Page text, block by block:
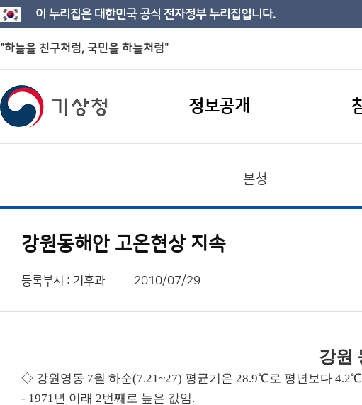
이 누리집은 대한민국 공식 전자정부 누리집입니다.
"하늘을 친구처럼, 국민을 하늘처럼"
정보공개
본청
강원동해안 고온현상 지속
등록부서 : 기후과 2010/07/29
강원
◇ 강원영동 7월 하순(7.21~27) 평균기온 28.9℃로 평년보다 4.2℃
- 1971년 이래 2번째로 높은 값임.